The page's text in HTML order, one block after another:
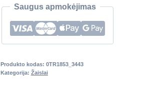
Saugus apmokėjimas
Produkto kodas: 0TR1853_3443
Kategorija: Žaislai